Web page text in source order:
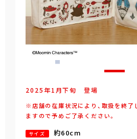
2025年1 月下旬 登場
※店舗の在庫状況により、取扱を終了
ますので予めご了承ください。
サイズ 約60cm